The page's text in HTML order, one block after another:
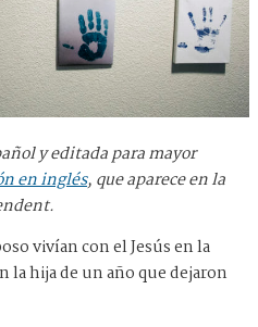
y editada para mayor
en inglés, que aparece en la
vivían con el Jesús en la
la hija de un año que dejaron